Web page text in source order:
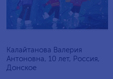
Калайтанова Валерия
Антоновна, 10 лет, Россия,
Донское